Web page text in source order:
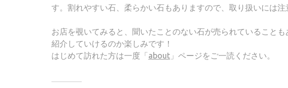
す。割れやすい石、柔らかい石もありますので、取り扱いには注
お店を覗いてみると、聞いたことのない石が売られていること
紹介していけるのか楽しみです！
はじめて訪れた方は一度「about 」ページをご一読ください。